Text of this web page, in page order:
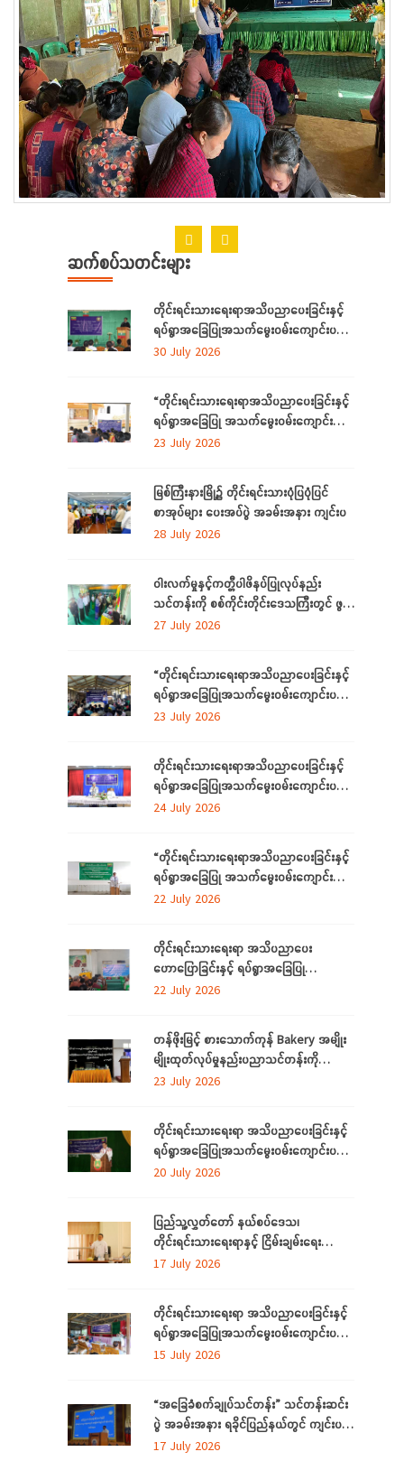
ဆက်စပ်သတင်းများ
တိုင်းရင်းသားရေးရာအသိပညာပေးခြင်းနှင့်
ရပ်ရွာအခြေပြုအသက်မွေးဝမ်းကျောင်းပညာ
လိုအပ်ချက်တို့ကို ဆန်းစစ်စီမံခြင်းအစီအစဉ်
30 July 2026
“တိုင်းရင်းသားရေးရာအသိပညာပေးခြင်းနှင့်
ရပ်ရွာအခြေပြု အသက်မွေးဝမ်းကျောင်း
ပညာ လိုအပ်ချက် ဆန်းစစ်စီမံခြင်း
23 July 2026
မြစ်ကြီးနားမြို့၌ တိုင်းရင်းသားပုံပြပုံပြင်
စာအုပ်များ ပေးအပ်ပွဲ အခမ်းအနား ကျင်းပ
28 July 2026
ဝါးလက်မှုနှင့်ကတ္တီပါဖိနပ်ပြုလုပ်နည်း
သင်တန်းကို စစ်ကိုင်းတိုင်းဒေသကြီးတွင် ဖွင့်
လှစ်
27 July 2026
“တိုင်းရင်းသားရေးရာအသိပညာပေးခြင်းနှင့်
ရပ်ရွာအခြေပြုအသက်မွေးဝမ်းကျောင်းပညာ
လိုအပ်ချက်တို့ကို ဆန်းစစ်စီမံခြင်း
ကျင်းပပြုလုပ်
23 July 2026
တိုင်းရင်းသားရေးရာအသိပညာပေးခြင်းနှင့်
ရပ်ရွာအခြေပြုအသက်မွေးဝမ်းကျောင်းပညာ
လိုအပ်ချက်တို့ကို ဆန်းစစ်စီမံခြင်းအစီအစဉ်
ပြုလုပ်
24 July 2026
“တိုင်းရင်းသားရေးရာအသိပညာပေးခြင်းနှင့်
ရပ်ရွာအခြေပြု အသက်မွေးဝမ်းကျောင်း
ပညာလိုအပ်ချက် ဆန်းစစ်စီမံခြင်း
ကို ရန်ကုန်တိုင်းဒေသကြီးတွင် ကျင်းပပြုလုပ်
22 July 2026
တိုင်းရင်းသားရေးရာ အသိပညာပေး
ဟောပြောခြင်းနှင့် ရပ်ရွာအခြေပြု
အသက်မွေးဝမ်းကျောင်း ပညာလိုအပ်ချက်တို့
မွန်ပြည်နယ်တွင် ကျင်းပပြုလုပ်
22 July 2026
တန်ဖိုးမြင့် စားသောက်ကုန် Bakery အမျိုး
မျိုးထုတ်လုပ်မှုနည်းပညာသင်တန်းကို
စစ်ကိုင်းတိုင်းဒေသကြီး၊ လဟယ်မြို့၌ ဖွင့်လှစ်
23 July 2026
တိုင်းရင်းသားရေးရာ အသိပညာပေးခြင်းနှင့်
ရပ်ရွာအခြေပြုအသက်မွေးဝမ်းကျောင်းပညာ
လိုအပ်ချက်များကို ဆန်းစစ်စီမံခြင်း
ပြုလုပ်
20 July 2026
ပြည်သူ့လွှတ်တော် နယ်စပ်ဒေသ၊
တိုင်းရင်းသားရေးရာနှင့် ငြိမ်းချမ်းရေး
ကော်မတီနှင့် တိုင်းရင်းသားလူမျိုးများရေးရာ
17 July 2026
တိုင်းရင်းသားရေးရာ အသိပညာပေးခြင်းနှင့်
ရပ်ရွာအခြေပြုအသက်မွေးဝမ်းကျောင်းပညာ
လိုအပ်ချက်တို့ကို ဆန်းစစ်စီမံခြင်း အစီအစဉ်
15 July 2026
“အခြေခံစက်ချုပ်သင်တန်း” သင်တန်းဆင်း
ပွဲ အခမ်းအနား ရခိုင်ပြည်နယ်တွင် ကျင်းပ
ပြုလုပ်
17 July 2026